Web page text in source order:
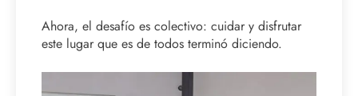
Ahora, el desafío es colectivo: cuidar y disfrutar
este lugar que es de todos terminó diciendo.